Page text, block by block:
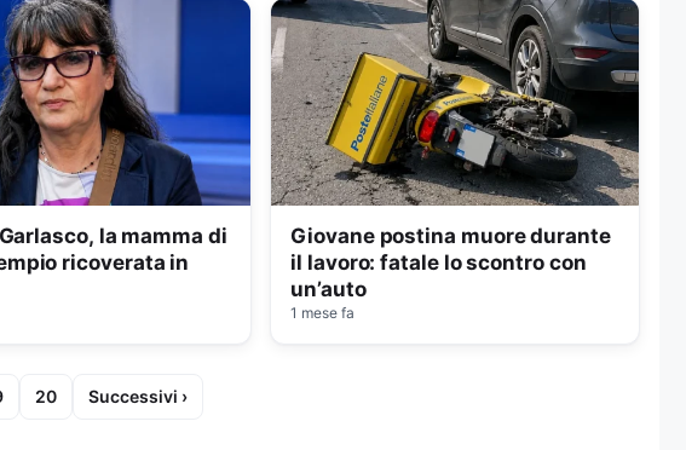
la mamma di
ricoverata in
Giovane postina muore durante
il lavoro: fatale lo scontro con
un’auto
1 mese fa
20 Successivi ›